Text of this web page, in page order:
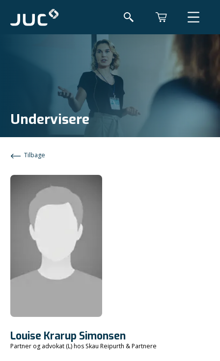
Undervisere
Tilbage
Louise Krarup Simonsen
Partner og advokat (L) hos Skau Reipurth & Partnere